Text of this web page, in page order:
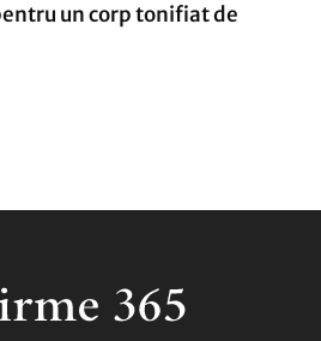
un corp tonifiat de